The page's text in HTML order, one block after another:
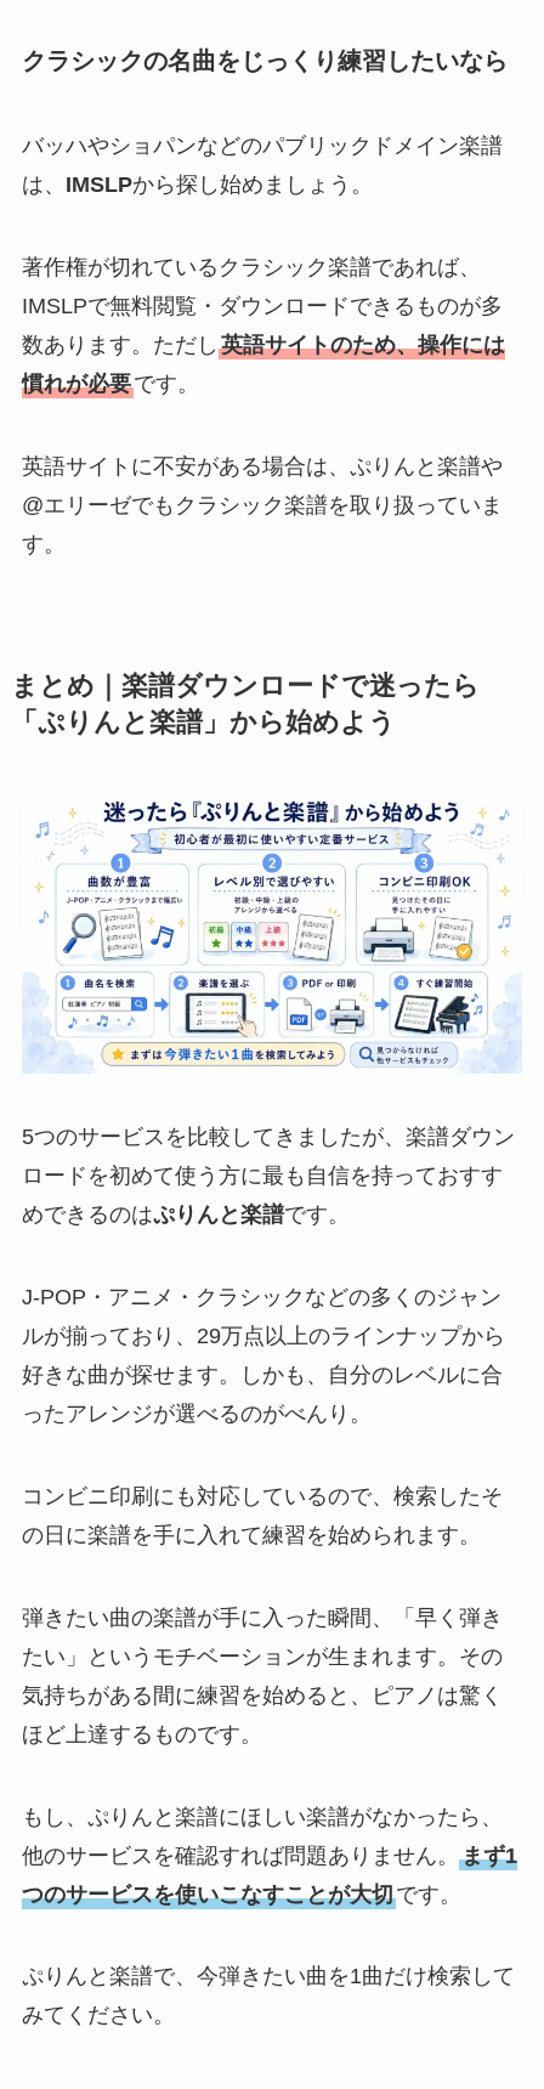
クラシックの名曲をじっくり練習したいなら
バッハやショパンなどのパブリックドメイン楽譜
は、 IMSLPから探し始めましょう。
著作権が切れているクラシック楽譜であれば、
IMSLPで無料閲覧・ダウンロードできるものが多
数あります。ただし 英語サイトのため、操作には
慣れが必要です。
英語サイトに不安がある場合は、ぷりんと楽譜や
@エリーゼでもクラシック楽譜を取り扱っていま
す。
まとめ｜楽譜ダウンロードで迷ったら
「ぷりんと楽譜」から始めよう
5つのサービスを比較してきましたが、楽譜ダウン
ロードを初めて使う方に最も自信を持っておすす
めできるのはぷりんと楽譜です。
J-POP・アニメ・クラシックなどの多くのジャン
ルが揃っており、29万点以上のラインナップから
好きな曲が探せます。しかも、自分のレベルに合
ったアレンジが選べるのがべんり。
コンビニ印刷にも対応しているので、検索したそ
の日に楽譜を手に入れて練習を始められます。
弾きたい曲の楽譜が手に入った瞬間、「早く弾き
たい」というモチベーションが生まれます。その
気持ちがある間に練習を始めると、ピアノは驚く
ほど上達するものです。
もし、ぷりんと楽譜にほしい楽譜がなかったら、
他のサービスを確認すれば問題ありません。 まず1
つのサービスを使いこなすことが大切です。
ぷりんと楽譜で、今弾きたい曲を1曲だけ検索して
みてください。